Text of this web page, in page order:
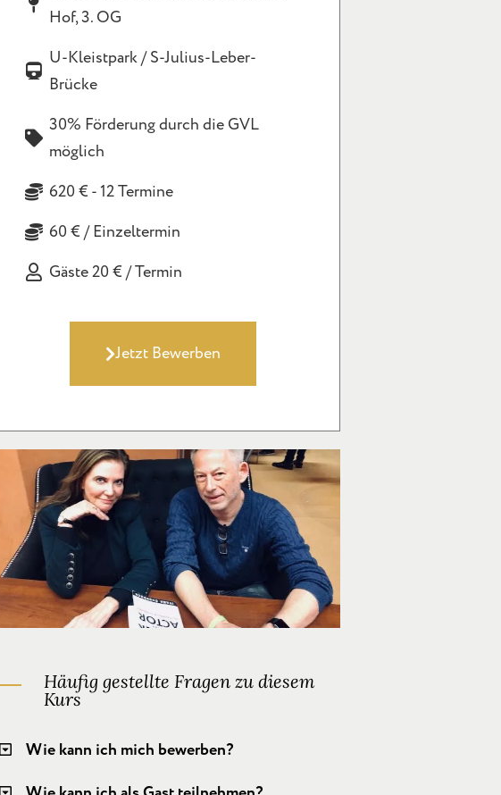
Hof, 3. OG
U-Kleistpark / S-Julius-Leber-
Brücke
30% Förderung durch die GVL
möglich
620 € - 12 Termine
60 € / Einzeltermin
Gäste 20 € / Termin
Jetzt Bewerben
Häufig gestellte Fragen zu diesem
Kurs
Wie kann ich mich bewerben?